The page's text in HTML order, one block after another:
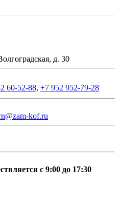
д. 30
60-52-88, +7 952 952-79-28
kof.ru
с 9:00 до 17:30